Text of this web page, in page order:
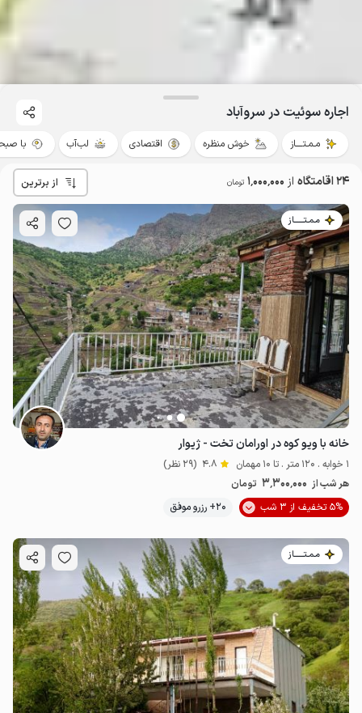
اجاره سوئیت در سروآباد
مـمـتــــاز خوش منظره اقتصادی لب‌آب با
24 اقامتگاه از 1٬000٬000 تومان از برترین
مـمـتــــــاز
خانه با ویو کوه در اورامان تخت - ژیوار
1 خوابه . 120 متر . تا 10 مهمان 4.8 (29 نظر)
هر شب از 3٬300٬000 تومان
5% تخفیف از 3 شب
20+ رزرو موفق
مـمـتــــــاز